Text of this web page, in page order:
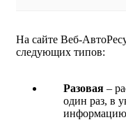
На сайте Веб-
следующих типов:
Разовая –
один раз, в
информацию